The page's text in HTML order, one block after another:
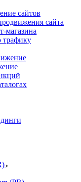
сайтов
сайта
магазина
трафику